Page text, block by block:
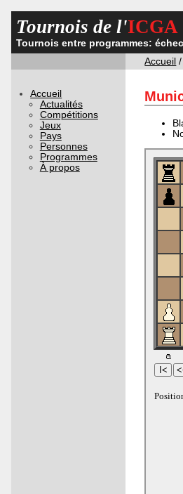
Tournois de l'ICGA
Tournois entre programmes:
Accueil /
Accueil
Actualités
Compétitions
Jeux
Pays
Personnes
Programmes
À propos